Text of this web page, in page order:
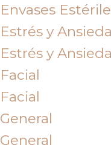
Envases
Estrés y
Estrés y
Facial
Facial
General
General